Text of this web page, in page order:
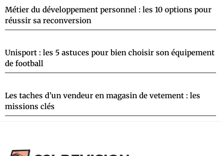
Métier du développement personnel : les 10 options pour
réussir sa reconversion
Unisport : les 5 astuces pour bien choisir son équipement
de football
Les taches d’un vendeur en magasin de vetement : les
missions clés